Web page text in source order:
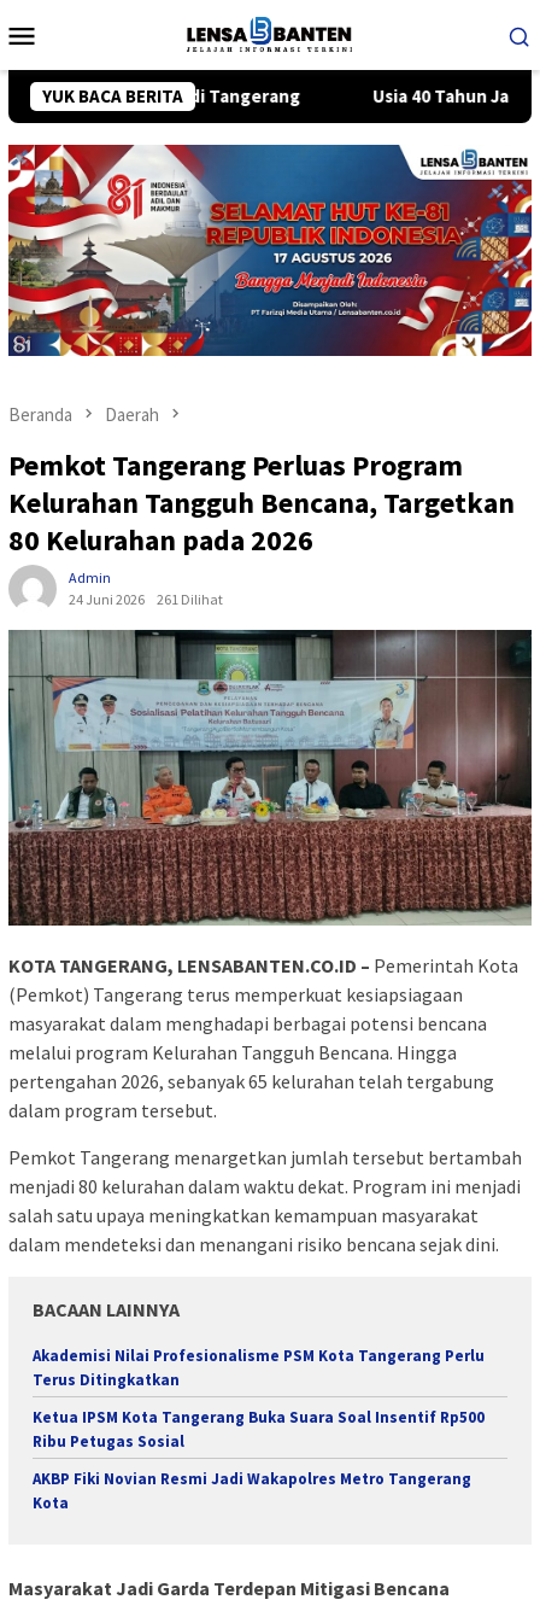
ke
Mobile
YUK BACA BERITA
di Tangerang Usia 40 Tahun Jadi Babak Baru
Beranda Daerah
Pemkot Tangerang Perluas Program
Kelurahan Tangguh Bencana, Targetkan
80 Kelurahan pada 2026
Admin
24 Juni 2026
261 Dilihat
KOTA TANGERANG, LENSABANTEN.CO.ID – Pemerintah Kota
(Pemkot) Tangerang terus memperkuat kesiapsiagaan
masyarakat dalam menghadapi berbagai potensi bencana
melalui program Kelurahan Tangguh Bencana. Hingga
pertengahan 2026, sebanyak 65 kelurahan telah tergabung
dalam program tersebut.
Pemkot Tangerang menargetkan jumlah tersebut bertambah
menjadi 80 kelurahan dalam waktu dekat. Program ini menjadi
salah satu upaya meningkatkan kemampuan masyarakat
dalam mendeteksi dan menangani risiko bencana sejak dini.
BACAAN LAINNYA
Akademisi Nilai Profesionalisme PSM Kota Tangerang Perlu
Terus Ditingkatkan
Ketua IPSM Kota Tangerang Buka Suara Soal Insentif Rp500
Ribu Petugas Sosial
AKBP Fiki Novian Resmi Jadi Wakapolres Metro Tangerang
Kota
Masyarakat Jadi Garda Terdepan Mitigasi Bencana